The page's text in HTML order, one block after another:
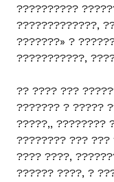
??????????
?????????????,
???????» ?
???????????,
?? ???? ???
??????? ? ?????
?????,, ????????
???????? ???
???? ????,
?????? ????, ?